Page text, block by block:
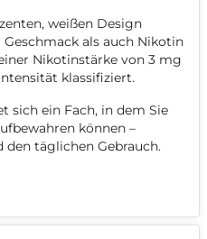
weißen Design
als auch Nikotin
Nikotinstärke von 3 mg
klassifiziert.
sich ein Fach, in dem Sie
können –
täglichen Gebrauch.